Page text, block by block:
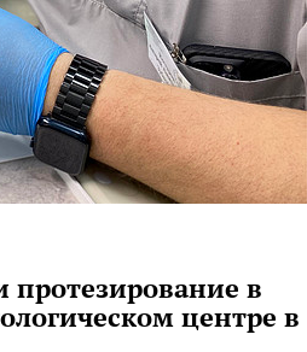
протезирование в
центре в